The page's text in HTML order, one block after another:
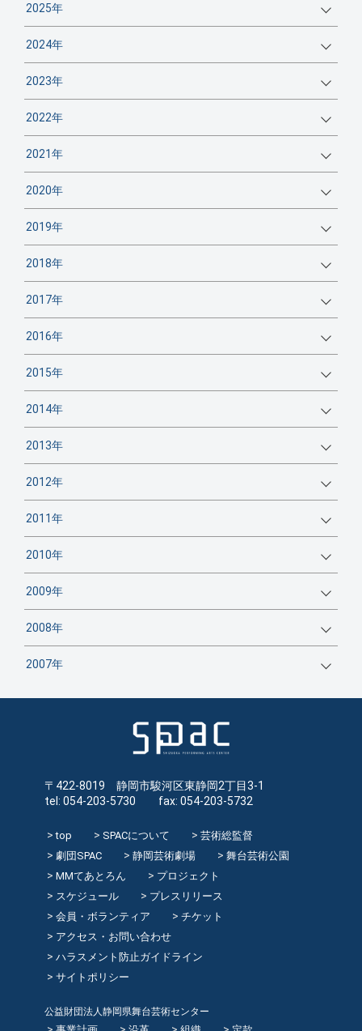
2025年
2024年
2023年
2022年
2021年
2020年
2019年
2018年
2017年
2016年
2015年
2014年
2013年
2012年
2011年
2010年
2009年
2008年
2007年
〒422-8019 静岡市駿河区東静岡2丁目3-1
tel: 054-203-5730 fax: 054-203-5732
top SPACについて
芸術総監督
劇団SPAC
静岡芸術劇場
舞台芸術公園
MMてあとろん
プロジェクト
スケジュール
プレスリリース
会員・ボランティア
チケット
アクセス・お問い合わせ
ハラスメント防止ガイドライン
サイトポリシー
公益財団法人静岡県舞台芸術センター